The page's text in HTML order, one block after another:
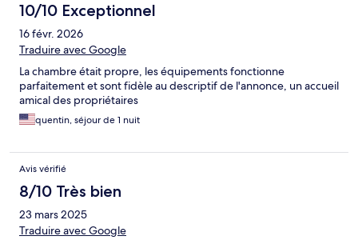
10/10 Exceptionnel
16 févr. 2026
Traduire avec Google
La chambre était propre, les équipements fonctionne
parfaitement et sont fidèle au descriptif de l'annonce, un accueil
amical des propriétaires
quentin, séjour de 1 nuit
Avis vérifié
8/10 Très bien
23 mars 2025
Traduire avec Google